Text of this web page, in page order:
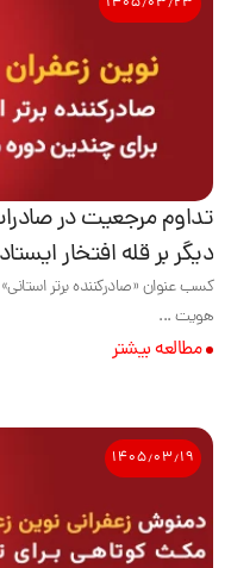
تداوم مرجعیت در
دیگر بر قله افتخار ایستاد
کسب عنوان «صادرکننده برتر
هویت ...
مطالعه بیشتر
۱۴۰۵٫۰۳٫۱۹